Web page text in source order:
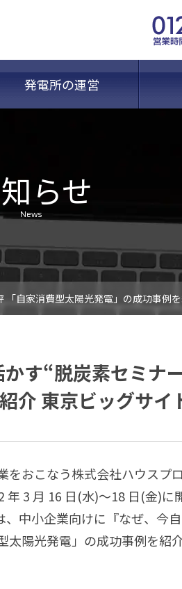
発電所の運営
らせ
News
自家消費型太陽光発電」の成功事例
かす“脱炭素セミナ
介 東京ビッグサ
おこなう株式会社ハウスプ
3 月 16 日(水)〜18 日(金)に
中小企業向けに『なぜ、今
陽光発電」の成功事例を紹